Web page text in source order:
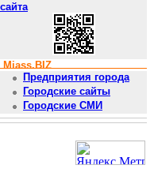
сайта
Miass.BIZ
Предприятия города
Городские сайты
Городские СМИ